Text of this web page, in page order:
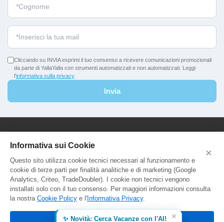
×
Informativa sui Cookie
Questo sito utilizza cookie tecnici necessari al funzionamento e
cookie di terze parti per finalità analitiche e di marketing (Google
Analytics, Criteo, TradeDoubler). I cookie non tecnici vengono
installati solo con il tuo consenso. Per maggiori informazioni consulta
la nostra Cookie Policy e l' Informativa Privacy.
✨ Novità: Cerca Vacanze con l'AI! ×
Cliccando su INVIA esprimi il tuo consenso a ricevere comunicazioni promozionali
da parte di YallaYalla con strumenti automatizzati e non automatizzati. Leggi
l'informativa sulla privacy.
Invia
YallaYalla - DICA Srl
Sede Legale e Agenzia al Pubblico:
Viale Adriatico 127 - 00141 Roma
P.Iva e C.F. IT13366331000
Aut. Reg. Lazio Prot. GR744549